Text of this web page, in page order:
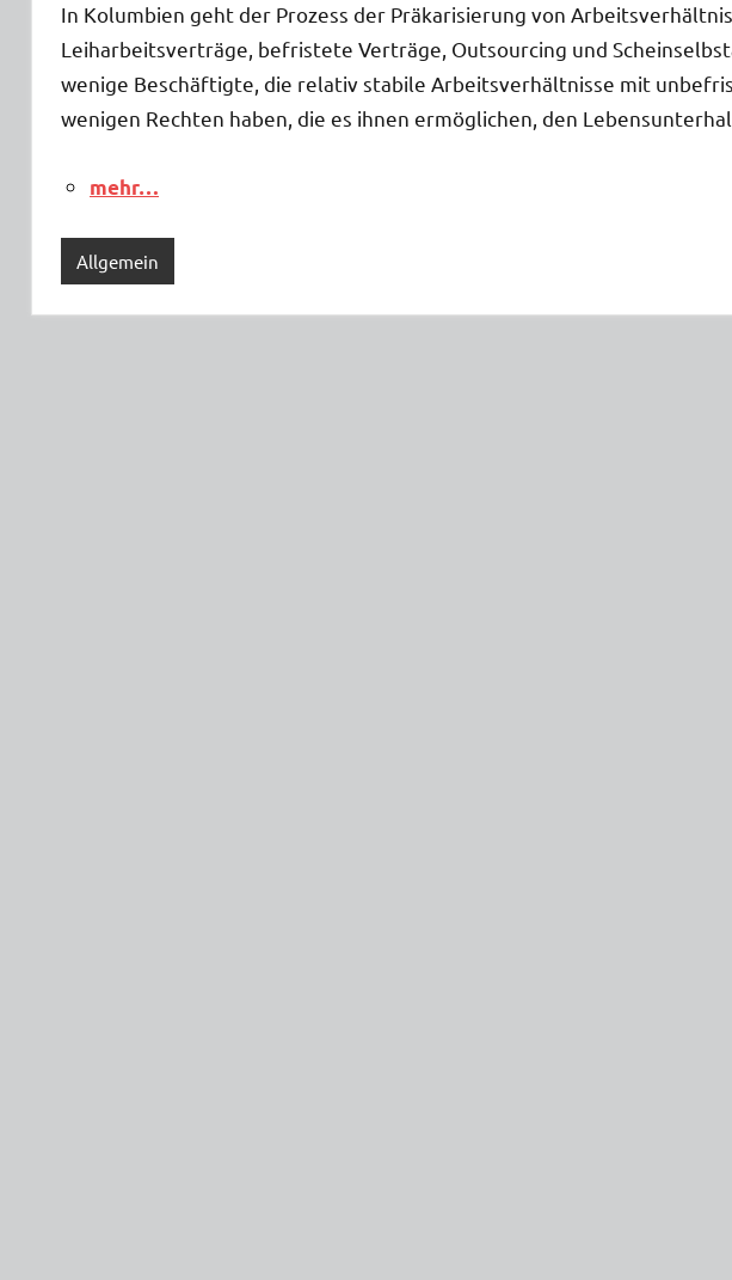
In Kolumbien geht der Prozess der Präkarisierung von
Leiharbeitsverträge, befristete Verträge, Outsourcing und
wenige Beschäftigte, die relativ stabile Arbeitsverhältnisse mit
wenigen Rechten haben, die es ihnen ermöglichen, den
mehr…
Allgemein